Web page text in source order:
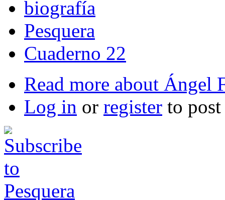
biografía
Pesquera
Cuaderno 22
Read more about Ángel
Log in or register to